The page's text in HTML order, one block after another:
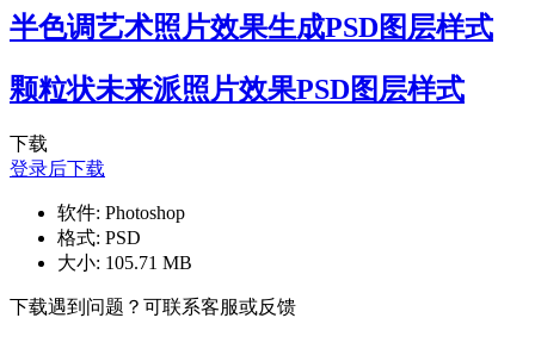
半色调艺术照片效果生成PSD图层样式
颗粒状未来派照片效果PSD图层样式
下载
登录后下载
软件: Photoshop
格式: PSD
大小: 105.71 MB
下载遇到问题？可联系客服或反馈